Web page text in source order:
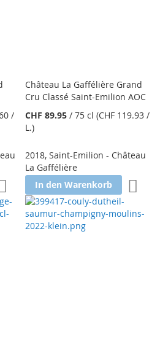
/
Zur Wunschliste hinzufügen
Château La Gaffélière Grand
Cru Classé Saint-Emilion AOC
CHF 89.95 /75 cl (CHF 119.93 /
L.)
2018,Saint-Emilion - Château
La Gaffélière
In den Warenkorb